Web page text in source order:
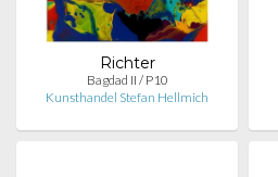
Richter
Bagdad II / P10
Kunsthandel Stefan Hellmich